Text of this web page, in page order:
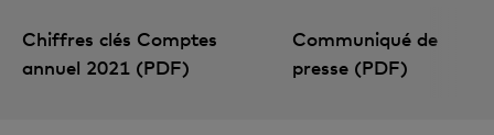
Chiffres clés Comptes
annuel 2021 (PDF)
Communiqué de
presse (PDF)